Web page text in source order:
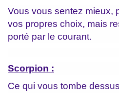
Vous vous sentez mieux,
vos propres choix, mais
porté par le courant.
Scorpion :
Ce qui vous tombe